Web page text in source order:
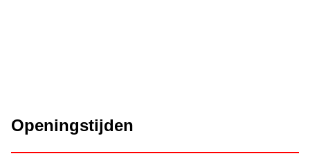
Openingstijden